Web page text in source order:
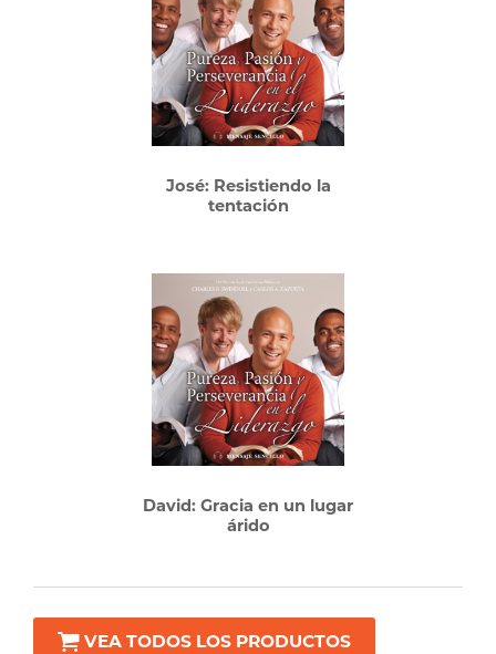
José: Resistiendo la
tentación
David: Gracia en un lugar
árido
VEA TODOS LOS PRODUCTOS